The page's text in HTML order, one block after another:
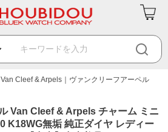
Van Cleef & Arpels｜ヴァンクリーフアーペル
Van Cleef & Arpels チャーム ミニ
K18WG無垢 純正ダイヤ レディー